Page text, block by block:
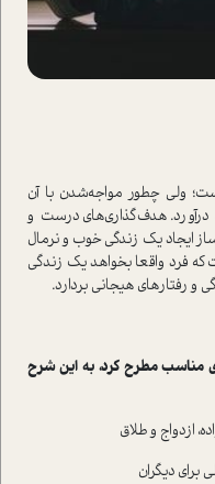
ولی چطور مواجه‌شدن با آن
درآورد. هدف‌گذاری‌های درست و
ایجاد یک زندگی خوب و نرمال
که فرد واقعا بخواهد یک زندگی
و رفتار‌های هیجانی بردارد.
مناسب مطرح کرد، به این شرح
ازدواج و طلاق
دیگران